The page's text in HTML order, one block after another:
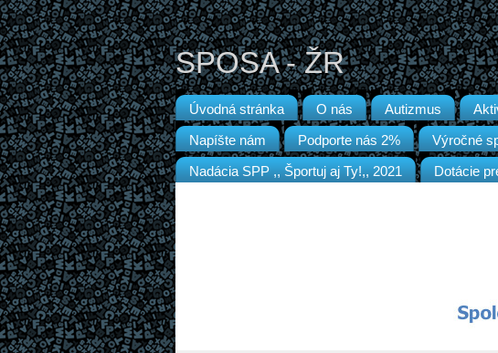
SPOSA - ŽR
Úvodná stránka O nás Autizmus
Napíšte nám Podporte nás 2% Výročné
Nadácia SPP ,, Športuj aj Ty!,, 2021 Dotácie